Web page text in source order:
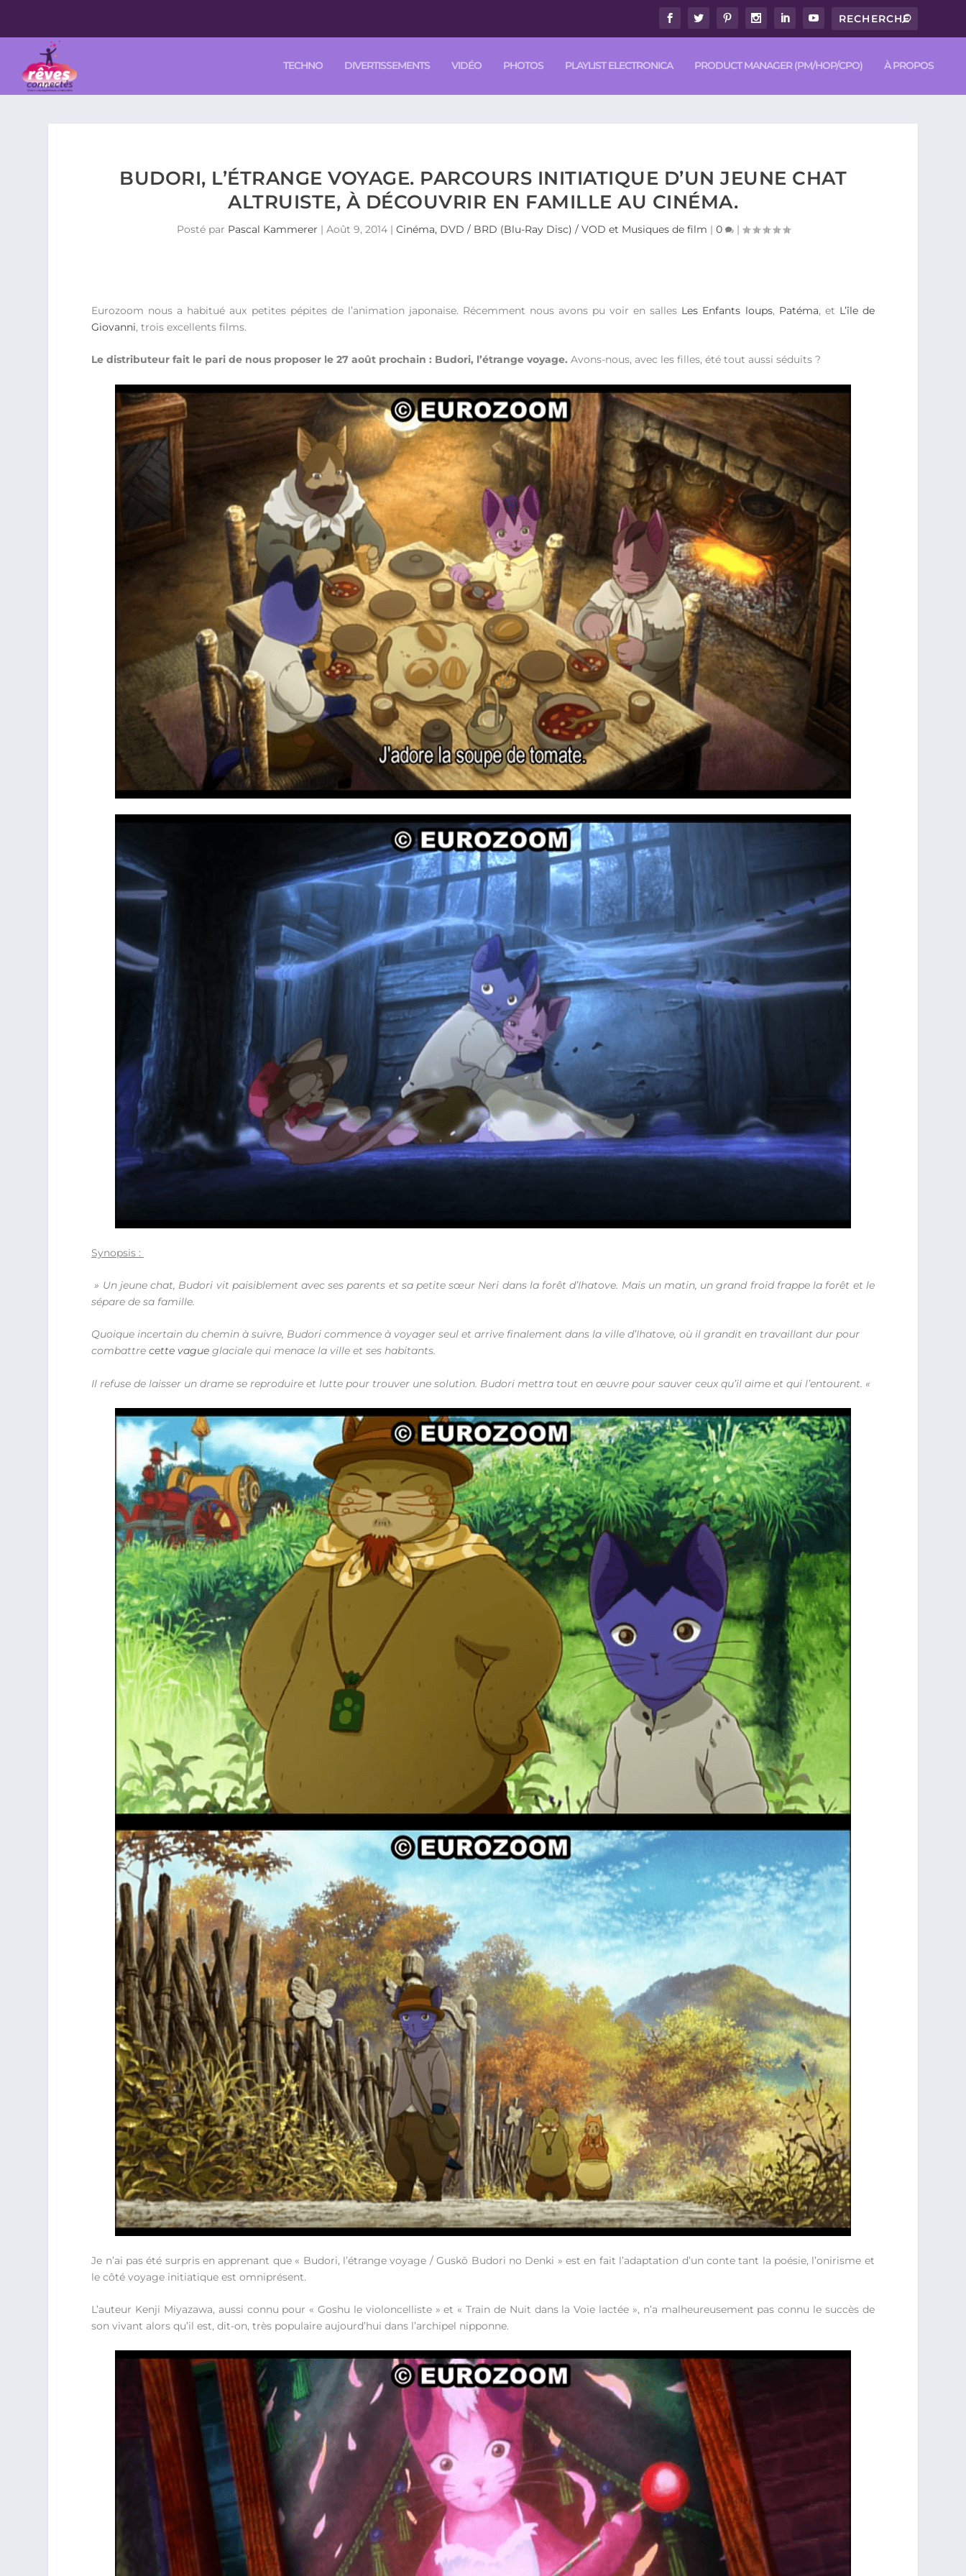
TECHNO DIVERTISSEMENTS VIDÉO PHOTOS PLAYLIST ELECTRONICA PRODUCT MANAGER (PM/HOP/CPO) À PROPOS
BUDORI, L’ÉTRANGE VOYAGE. PARCOURS INITIATIQUE D’UN JEUNE CHAT
ALTRUISTE, À DÉCOUVRIR EN FAMILLE AU CINÉMA.
Posté par Pascal Kammerer | Août 9, 2014| Cinéma, DVD / BRD (Blu-Ray Disc) / VOD et Musiques de film | 0 |
Eurozoom nous a habitué aux petites pépites de l’animation japonaise. Récemment nous avons pu voir en salles Les Enfants loups, Patéma, et L’île de
Giovanni, trois excellents films.
Le distributeur fait le pari de nous proposer le 27 août prochain : Budori, l’étrange voyage. Avons-nous, avec les filles, été tout aussi séduits ?
Synopsis :
» Un jeune chat, Budori vit paisiblement avec ses parents et sa petite sœur Neri dans la forêt d’Ihatove. Mais un matin, un grand froid frappe la forêt et le
sépare de sa famille.
Quoique incertain du chemin à suivre, Budori commence à voyager seul et arrive finalement dans la ville d’Ihatove, où il grandit en travaillant dur pour
combattrecette vague glaciale qui menace la ville et ses habitants.
Il refuse de laisser un drame se reproduire et lutte pour trouver une solution. Budori mettra tout en œuvre pour sauver ceux qu’il aime et qui l’entourent. «
Je n’ai pas été surpris en apprenant que « Budori, l’étrange voyage / Guskō Budori no Denki » est en fait l’adaptation d’un conte tant la poésie, l’onirisme et
le côté voyage initiatique est omniprésent.
L’auteur Kenji Miyazawa, aussi connu pour « Goshu le violoncelliste » et « Train de Nuit dans la Voie lactée », n’a malheureusement pas connu le succès de
son vivant alors qu’il est, dit-on, très populaire aujourd’hui dans l’archipel nipponne.